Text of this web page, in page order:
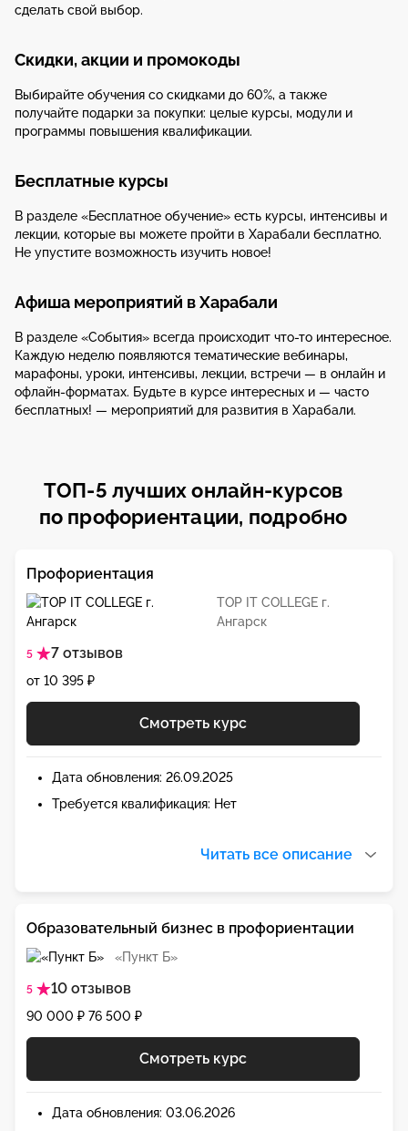
сделать свой выбор.
Скидки, акции и промокоды
Выбирайте обучения со скидками до 60%, а также
получайте подарки за покупки: целые курсы, модули и
программы повышения квалификации.
Бесплатные курсы
В разделе «Бесплатное обучение» есть курсы, интенсивы и
лекции, которые вы можете пройти в Харабали бесплатно.
Не упустите возможность изучить новое!
Афиша мероприятий в Харабали
В разделе «События» всегда происходит что-то интересное.
Каждую неделю появляются тематические вебинары,
марафоны, уроки, интенсивы, лекции, встречи — в онлайн и
офлайн-форматах. Будьте в курсе интересных и — часто
бесплатных! — мероприятий для развития в Харабали.
ТОП-5 лучших онлайн-курсов
по профориентации, подробно
TOP IT COLLEGE г.
Ангарск
5 7 отзывов
Профориентация
от 10 395 ₽
Смотреть курс
Дата обновления: 26.09.2025
Требуется квалификация: Нет
Читать все описание
«Пункт Б»
5 10 отзывов
Образовательный бизнес в профориентации
90 000 ₽ 76 500 ₽
Смотреть курс
Дата обновления: 03.06.2026